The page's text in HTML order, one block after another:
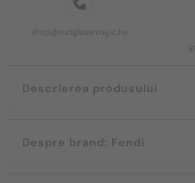
shop@sunglassmagic.hu
Descrierea produsului
Despre brand: Fendi